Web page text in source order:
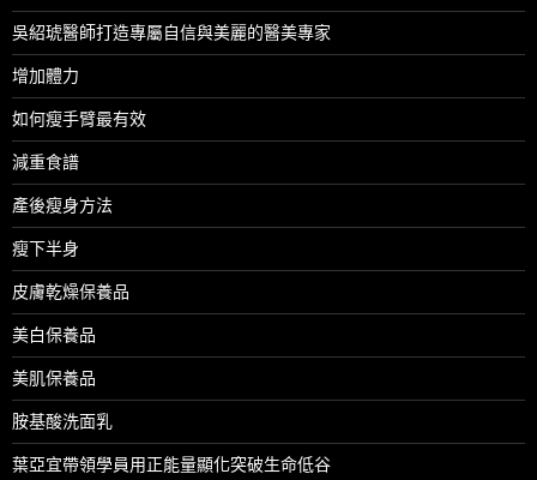
吳紹琥醫師打造專屬自信與美麗的醫美專家
增加體力
如何瘦手臂最有效
減重食譜
產後瘦身方法
瘦下半身
皮膚乾燥保養品
美白保養品
美肌保養品
胺基酸洗面乳
葉亞宜帶領學員用正能量顯化突破生命低谷